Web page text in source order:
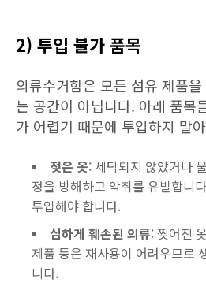
2) 투입 불가 품목
의류수거함은 모든 섬유 제품
는 공간이 아닙니다. 아래 품목
가 어렵기 때문에 투입하지 말
젖은 옷: 세탁되지 않았거나
정을 방해하고 악취를 유발합니
투입해야 합니다.
심하게 훼손된 의류: 찢어진
제품 등은 재사용이 어려우므로
니다.